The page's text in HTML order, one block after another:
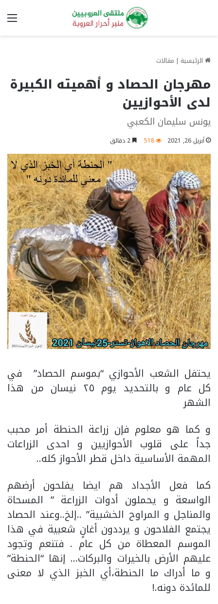
الرئيسية | مقالات
مهرجان الحصاد و أهميته الكبيرة
لدى الأحوازيين
يونس سليمان الكعبي
أبريل 26, 2021 518
يحتفل الشعب الأحوازي “بموسم الحصاد” في
كل عام و بالتحديد يوم ٢٥ نيسان من هذا
الشهر
و كما هو معلوم فإن زراعة الحنطة أمر محبب
جداً على قلوب الأحوازيين و احدى الزراعات
المهمة الأساسية داخل قطر الأحواز كله..
كما فعل الأجداد هم ايضا يفلحون أرضهم
الواسعة و يحملون أدوات الزراعة ” المسحاة
والمناجل و المراوح الخشبية” ..إلخ..وعند الحصاد
يجتمع الفلاحون و يرددون أغانٍ شعبية في هذا
الموسم المعطاة من كل عام . فتنعم وتجود
عليهم الأرض بالخيرات والبركات… إنها “الحنطة”
و ما أدراك ما الحنطة،أي الخبز الذي لا معنى
للمائدة دونه.!